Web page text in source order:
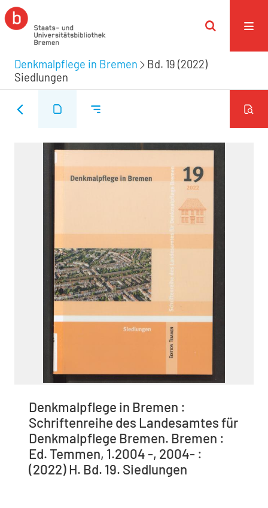
Denkmalpflege in Bremen
Bd. 19 (2022)
Siedlungen
Denkmalpflege in Bremen :
Schriftenreihe des Landesamtes für
Denkmalpflege Bremen. Bremen :
Ed. Temmen, 1.2004 -, 2004- :
(2022) H. Bd. 19. Siedlungen